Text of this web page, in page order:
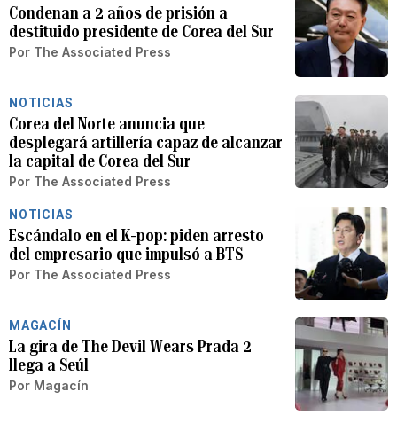
Condenan a 2 años de prisión a
destituido presidente de Corea del Sur
Por The Associated Press
NOTICIAS
Corea del Norte anuncia que
desplegará artillería capaz de alcanzar
la capital de Corea del Sur
Por The Associated Press
NOTICIAS
Escándalo en el K-pop: piden arresto
del empresario que impulsó a BTS
Por The Associated Press
MAGACÍN
La gira de The Devil Wears Prada 2
llega a Seúl
Por Magacín